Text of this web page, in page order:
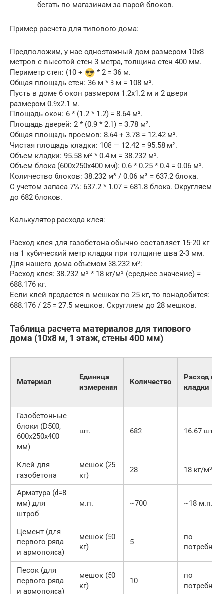
бегать по магазинам за парой блоков.
Пример расчета для типового дома:
Предположим, у нас одноэтажный дом размером 10х8
метров с высотой стен 3 метра, толщина стен 400 мм.
Периметр стен: (10 +
* 2 = 36 м.
Общая площадь стен: 36 м * 3 м = 108 м².
Пусть в доме 6 окон размером 1.2х1.2 м и 2 двери
размером 0.9х2.1 м.
Площадь окон: 6 * (1.2 * 1.2) = 8.64 м².
Площадь дверей: 2 * (0.9 * 2.1) = 3.78 м².
Общая площадь проемов: 8.64 + 3.78 = 12.42 м².
Чистая площадь кладки: 108 — 12.42 = 95.58 м².
Объем кладки: 95.58 м² * 0.4 м = 38.232 м³.
Объем блока (600х250х400 мм): 0.6 * 0.25 * 0.4 = 0.06 м³.
Количество блоков: 38.232 м³ / 0.06 м³ = 637.2 блока.
С учетом запаса 7%: 637.2 * 1.07 = 681.8 блока. Округляем
до 682 блоков.
Калькулятор расхода клея:
Расход клея для газобетона обычно составляет 15-20 кг
на 1 кубический метр кладки при толщине шва 2-3 мм.
Для нашего дома объемом 38.232 м³:
Расход клея: 38.232 м³ * 18 кг/м³ (среднее значение) =
688.176 кг.
Если клей продается в мешках по 25 кг, то понадобится:
688.176 / 25 = 27.5 мешков. Округляем до 28 мешков.
Таблица расчета материалов для типового
дома (10х8 м, 1 этаж, стены 400 мм)
Материал
Единица
измерения
Количество
Расход на
кладки
Газобетонные
блоки (D500,
600х250х400
мм)
шт. 682 16.67 шт./
Клей для
газобетона
мешок (25
кг)
28 18 кг/м³
Арматура (d=8
мм) для
штроб
м.п. ~700 ~18 м.п./
Цемент (для
первого ряда
и армопояса)
мешок (50
кг)
5
по
Песок (для
первого ряда
и армопояса)
мешок (50
кг)
10
по